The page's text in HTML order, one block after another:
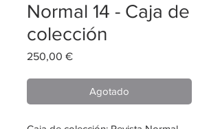
Normal 14 - Caja de
colección
250,00 €Precio
Agotado